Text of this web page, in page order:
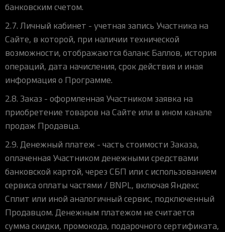
банковским счетом.
2.7. Личный кабинет - учетная запись Участника на
Сайте, в которой, при наличии технической
возможности, отображаются баланс Баллов, история
операций, дата начисления, срок действия и иная
информация о Программе.
2.8. Заказ - оформленная Участником заявка на
приобретение товаров на Сайте или в ином канале
продаж Продавца.
2.9. Денежный платеж - часть стоимости Заказа,
оплаченная Участником денежными средствами
банковской картой, через СБП или с использованием
сервиса оплаты частями / BNPL, включая Яндекс
Сплит или иной аналогичный сервис, подключенный
Продавцом. Денежным платежом не считается
сумма скидки, промокода, подарочного сертификата,